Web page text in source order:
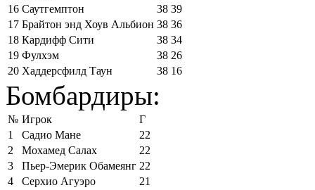
16 Саутгемптон 38 39
17 Брайтон энд Хоув Альбион 38 36
18 Кардифф Сити 38 34
19 Фулхэм 38 26
20 Хаддерсфилд Таун 38 16
Бомбардиры:
№ Игрок
Г
1
Садио Мане
22
2
Мохамед Салах
22
3
Пьер-Эмерик Обамеянг 22
4
Серхио Агуэро
21